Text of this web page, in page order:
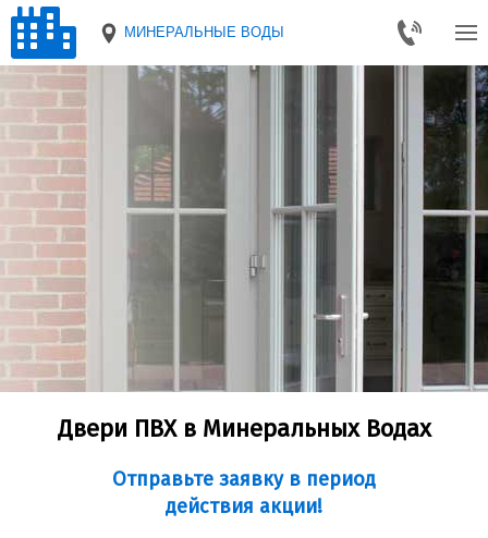
МИНЕРАЛЬНЫЕ ВОДЫ
Двери ПВХ в Минеральных Водах
Отправьте заявку в период
действия акции!